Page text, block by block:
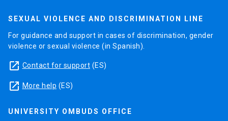
SEXUAL VIOLENCE AND DISCRIMINATION LINE
For guidance and support in cases of discrimination, gender
violence or sexual violence (in Spanish).
launch Contact for support (ES)
launch More help (ES)
UNIVERSITY OMBUDS OFFICE